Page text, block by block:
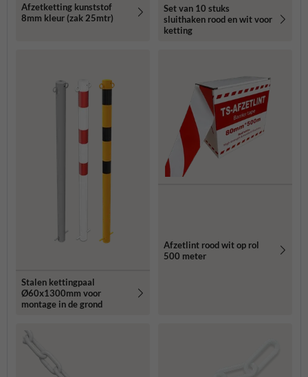
Afzetketting kunststof
8mm kleur (zak 25mtr)
Set van 10 stuks
sluithaken rood en wit voor
ketting
Stalen kettingpaal
Ø60x1300mm voor
montage in de grond
Afzetlint rood wit op rol
500 meter